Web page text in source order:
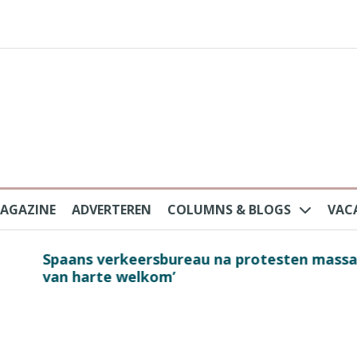
ADVERTEREN COLUMNS & BLOGS
na protesten massatoerisme: ‘Nederlandse